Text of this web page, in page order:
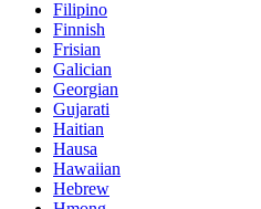
Filipino
Finnish
Frisian
Galician
Georgian
Gujarati
Haitian
Hausa
Hawaiian
Hebrew